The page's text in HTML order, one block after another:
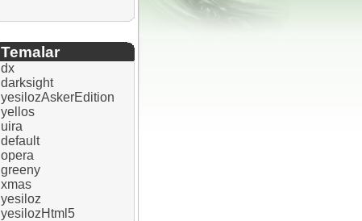
Temalar
dx
darksight
yesilozAskerEdition
yellos
uira
default
opera
greeny
xmas
yesiloz
yesilozHtml5